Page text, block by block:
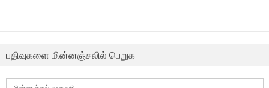
பதிவுகளை மின்னஞ்சலில் பெறுக